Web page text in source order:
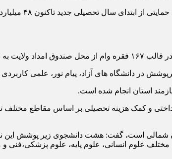
پارتیان امروز-
استان انجام شده است.
و کمک هزینه تحصیلی بر اساس مقاطع
خمینی(ره) خراسان شمالی است، گفت: هشت دانشجوی
در مقطع کاردانی در رشته های مختلف علوم انسانی، علوم پایه،